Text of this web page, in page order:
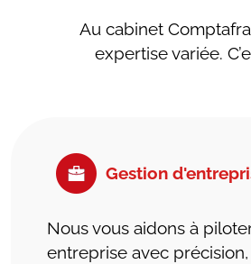
Au cabinet
expertise variée.
Gestion
Nous vous aidons à
entreprise avec